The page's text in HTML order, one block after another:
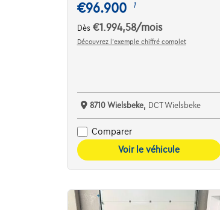
€96.900 1
Dès €1.994,58/mois
Découvrez l’exemple chiffré complet
8710 Wielsbeke, DCT Wielsbeke
Comparer
Voir le véhicule